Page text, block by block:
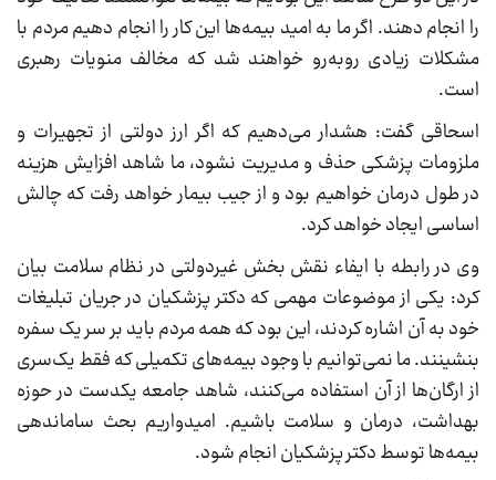
را انجام دهند. اگر ما به امید بیمه‌ها این کار را انجام دهیم مردم با
مشکلات زیادی روبه‌رو خواهند شد که مخالف منویات رهبری
است.
اسحاقی گفت: هشدار می‌دهیم که اگر ارز دولتی از تجهیرات و
ملزومات پزشکی حذف و مدیریت نشود، ما شاهد افزایش هزینه
در طول درمان خواهیم بود و از جیب بیمار خواهد رفت که چالش
اساسی ایجاد خواهد کرد.
وی در رابطه با ایفاء نقش بخش غیردولتی در نظام سلامت بیان
کرد: یکی از موضوعات مهمی که دکتر پزشکیان در جریان تبلیغات
خود به آن اشاره کردند، این بود که همه مردم باید بر سر یک سفره
بنشینند. ما نمی‌توانیم با وجود بیمه‌های تکمیلی که فقط یک‌سری
از ارگان‌ها از آن استفاده می‌کنند، شاهد جامعه یکدست در حوزه
بهداشت، درمان و سلامت باشیم. امیدواریم بحث ساماندهی
بیمه‌ها توسط دکتر پزشکیان انجام شود.